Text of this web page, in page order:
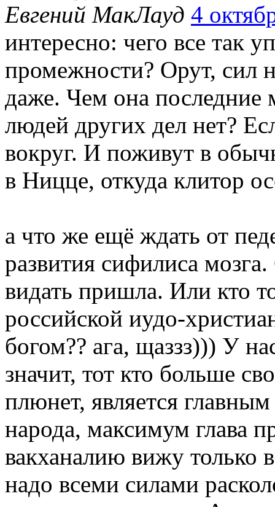
Евгений МакЛауд 4
интересно: чего все так
промежности? Орут, сил
даже. Чем она последние
людей других дел нет?
вокруг. И поживут в
в Ницце, откуда клитор
а что же ещё ждать от
развития сифилиса
видать пришла. Или кто
российской иудо-
богом?? ага, щаззз))) У
значит, тот кто больше
плюнет, является
народа, максимум глава
вакханалию вижу только
надо всеми силами